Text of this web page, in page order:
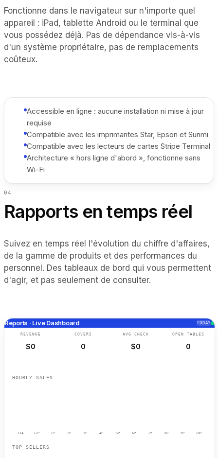
Fonctionne dans le navigateur sur n'importe quel
appareil : iPad, tablette Android ou le terminal que
vous possédez déjà. Pas de dépendance vis-à-vis
d'un système propriétaire, pas de remplacements
coûteux.
Accessible en ligne : aucune installation ni mise à jour
requise
Compatible avec les imprimantes Star, Epson et Sunmi
Compatible avec les lecteurs de cartes Stripe Terminal
Architecture « hors ligne d'abord », fonctionne sans
Wi-Fi
04
Rapports en temps réel
Suivez en temps réel l'évolution du chiffre d'affaires,
de la gamme de produits et des performances du
personnel. Des tableaux de bord qui vous permettent
d'agir, et pas seulement de consulter.
Reports · Live Dashboard TODAY
REVENUE
$0
COVERS
0
AVG CHECK
$0
OPEN TABLES
0
HOURLY SALES
11A 12P 1P 2P 3P 4P 5P 6P 7P 8P 9P 10P
TOP SELLERS